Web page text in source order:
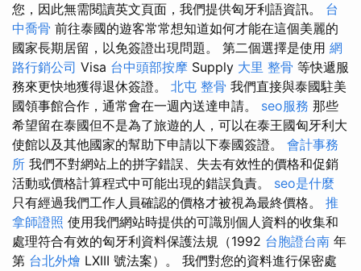
您，因此無需閱讀英文頁面，我們提供匈牙利語資訊。 台
中喬骨 前往泰國的遊客常常想知道如何才能在這個美麗的
國家長期居留，以免簽證出現問題。 第二個選擇是使用 網
路行銷公司 Visa 台中頭部按摩 Supply 大里 整骨 等快遞服
務來更快地獲得退休簽證。 北屯 整骨 我們直接與泰國駐美
國領事館合作，通常會在一週內送達申請。 seo服務 那些
希望留在泰國但不是為了旅遊的人，可以在泰王國匈牙利大
使館以及其他國家的幫助下申請以下泰國簽證。 會計事務
所 我們不對網站上的拼字錯誤、失去有效性的價格和促銷
活動或價格計算程式中可能出現的錯誤負責。 seo是什麼
只有經過我們工作人員確認的價格才被視為最終價格。 推
拿師證照 使用我們網站時提供的可識別個人資料的收集和
處理符合有效的匈牙利資料保護法規（1992 台胞證台南 年
第 台北外燴 LXIII 號法案）。 我們對您的資料進行保密處